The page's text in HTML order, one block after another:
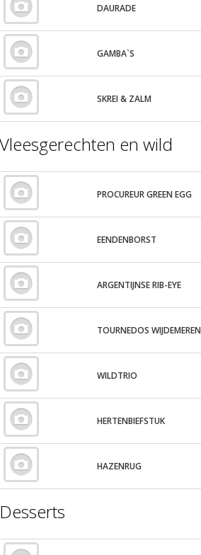
DAURADE
GAMBA`S
SKREI & ZALM
Vleesgerechten en wild
PROCUREUR GREEN EGG
EENDENBORST
ARGENTIJNSE RIB-EYE
TOURNEDOS WIJDEMEREN
WILDTRIO
HERTENBIEFSTUK
HAZENRUG
Desserts